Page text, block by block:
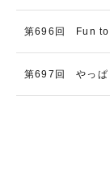
第696回 Fun to
第697回 やっぱ